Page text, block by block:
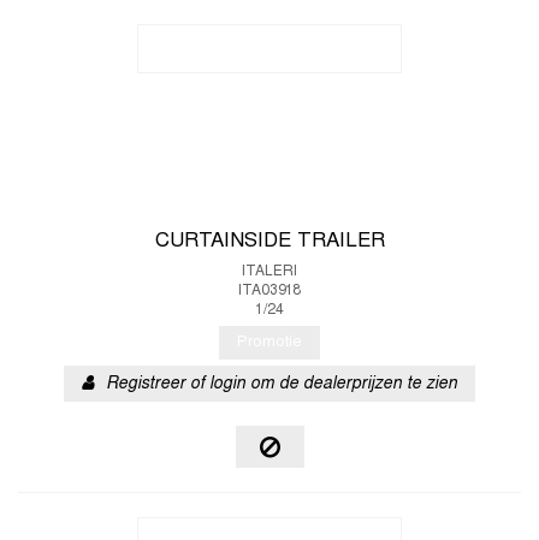
CURTAINSIDE TRAILER
ITALERI
ITA03918
1/24
Registreer of login om de dealerprijzen te zien